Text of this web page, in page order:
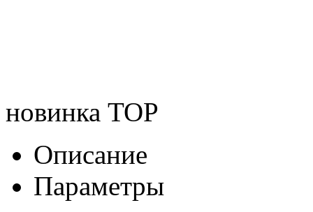
новинка TOP
Описание
Параметры